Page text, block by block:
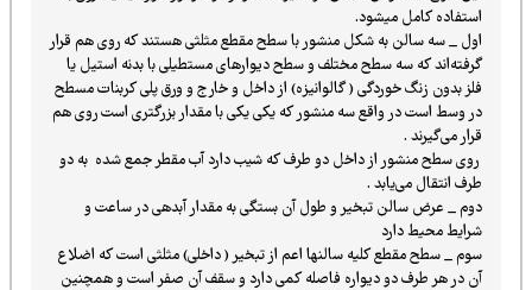
استفاده کامل میشود.
اول _ سه سالن به شکل منشور با سطح مقطع مثلثی هستند که روی هم قرار
گرفته‌اند که سه سطح مختلف و سطح دیوارهای مستطیلی با بدنه استیل یا
فلز بدون زنگ خوردگی ( گالوانیزه) از داخل و خارج و ورق پلی کربنات مسطح
در وسط است در واقع سه منشور که یکی یکی با مقدار بزرگتری است روی هم
قرار می‌گیرند .
روی سطح منشور از داخل دو طرف که شیب دارد آب مقطر جمع شده به دو
طرف انتقال می‌یابد .
دوم _ عرض سالن تبخیر و طول آن بستگی به مقدار آبدهی در ساعت و
شرایط محیط دارد
سوم _ سطح مقطع کلیه سالنها اعم از تبخیر ( داخلی) مثلثی است که اضلاع
آن در هر طرف دو دیواره فاصله کمی دارد و سقف آن صفر است و همچنین